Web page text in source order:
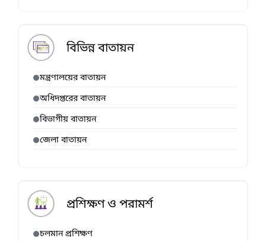
বিভিন্ন বাতায়ন
মন্ত্রণালয়ের বাতায়ন
অধিদপ্তরের বাতায়ন
বিভাগীয় বাতায়ন
জেলা বাতায়ন
প্রশিক্ষণ ও পরামর্শ
চলমান প্রশিক্ষণ